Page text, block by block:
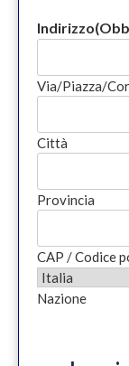
Indirizzo
Via/Piazza/
Città
Provincia
CAP / Codice
Nazione